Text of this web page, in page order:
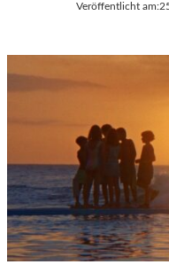
Veröffentlicht am: